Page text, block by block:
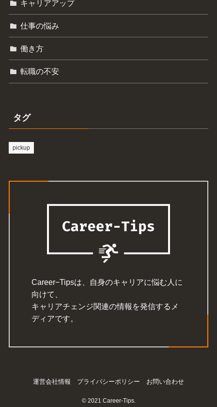
キャリアアップ
仕事の悩み
働き方
転職の不安
タグ
pickup
Career−Tipsは、自身のキャリアに悩む人に
向けて、
キャリアチェンジ関連の情報を発信するメ
ディアです。
運営会社情報 プライバシーポリシー お問い合わせ
©2021 Career-Tips.